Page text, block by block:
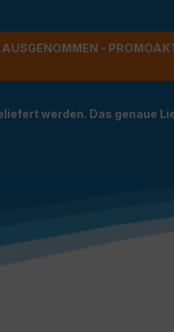
-
werden. Das genaue